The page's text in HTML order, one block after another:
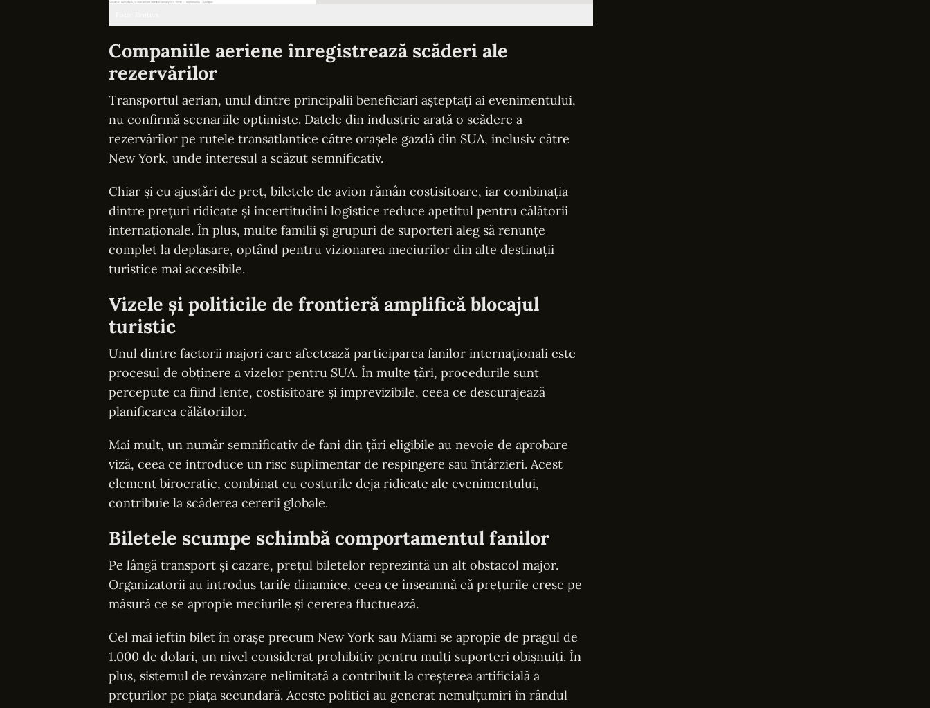
Companiile aeriene înregistrează scăderi ale
rezervărilor
Transportul aerian, unul dintre principalii beneficiari așteptați ai evenimentului,
nu confirmă scenariile optimiste. Datele din industrie arată o scădere a
rezervărilor pe rutele transatlantice către orașele gazdă din SUA, inclusiv către
New York, unde interesul a scăzut semnificativ.
Chiar și cu ajustări de preț, biletele de avion rămân costisitoare, iar combinația
dintre prețuri ridicate și incertitudini logistice reduce apetitul pentru călătorii
internaționale. În plus, multe familii și grupuri de suporteri aleg să renunțe
complet la deplasare, optând pentru vizionarea meciurilor din alte destinații
turistice mai accesibile.
Vizele și politicile de frontieră amplifică blocajul
turistic
Unul dintre factorii majori care afectează participarea fanilor internaționali este
procesul de obținere a vizelor pentru SUA. În multe țări, procedurile sunt
percepute ca fiind lente, costisitoare și imprevizibile, ceea ce descurajează
planificarea călătoriilor.
Mai mult, un număr semnificativ de fani din țări eligibile au nevoie de aprobare
viză, ceea ce introduce un risc suplimentar de respingere sau întârzieri. Acest
element birocratic, combinat cu costurile deja ridicate ale evenimentului,
contribuie la scăderea cererii globale.
Biletele scumpe schimbă comportamentul fanilor
Pe lângă transport și cazare, prețul biletelor reprezintă un alt obstacol major.
Organizatorii au introdus tarife dinamice, ceea ce înseamnă că prețurile cresc pe
măsură ce se apropie meciurile și cererea fluctuează.
Cel mai ieftin bilet în orașe precum New York sau Miami se apropie de pragul de
1.000 de dolari, un nivel considerat prohibitiv pentru mulți suporteri obișnuiți. În
plus, sistemul de revânzare nelimitată a contribuit la creșterea artificială a
prețurilor pe piața secundară. Aceste politici au generat nemulțumiri în rândul